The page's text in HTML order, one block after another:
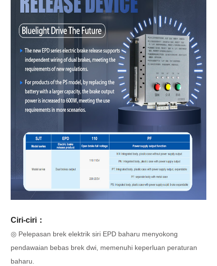
Ciri-ciri：
◎ Pelepasan brek elektrik siri EPD baharu menyokong
pendawaian bebas brek dwi, ​​memenuhi keperluan peraturan
baharu.